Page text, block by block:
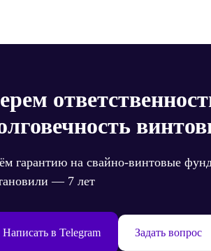
гарантию на свайно-винтовые
— 7 лет
Написать в Telegram Задать вопрос